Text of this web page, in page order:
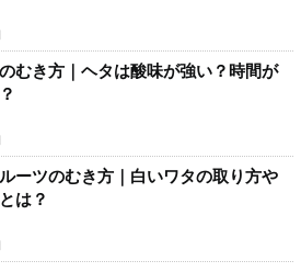
むき方｜ヘタは酸味が強い？時間が
ーツのむき方｜白いワタの取り方や
は？